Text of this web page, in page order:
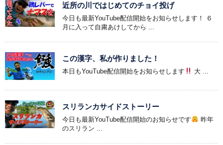
近所の川ではじめてのチョイ投げ
今日も最新YouTube配信開始をお知らせします！ ６
月に入って自粛あけしてから ...
この漢字、私が作りました！
本日もYouTube配信開始をお知らせします 大 ...
スリランカサイドストーリー
今日も最新YouTube配信開始のお知らせです
昨年
のスリラン ...